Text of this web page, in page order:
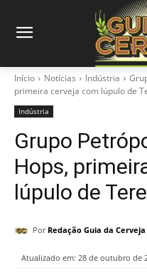
Início Notícias Indústria
primeira cerveja com lúpulo de
Indústria
Grupo
Hops,
lúpulo de
Por Redação Guia da Cerveja
Atualizado em: 28 de outubro de